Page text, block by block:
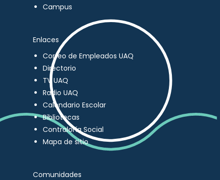
Campus
Enlaces
Correo de Empleados UAQ
Directorio
TV UAQ
Radio UAQ
Calendario Escolar
Bibliotecas
Contraloría Social
Mapa de sitio
Comunidades